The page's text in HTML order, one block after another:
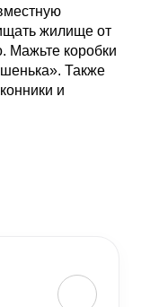
жилище от
Мажьте коробки
Также
и